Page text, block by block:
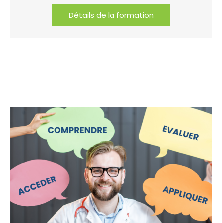
Détails de la formation